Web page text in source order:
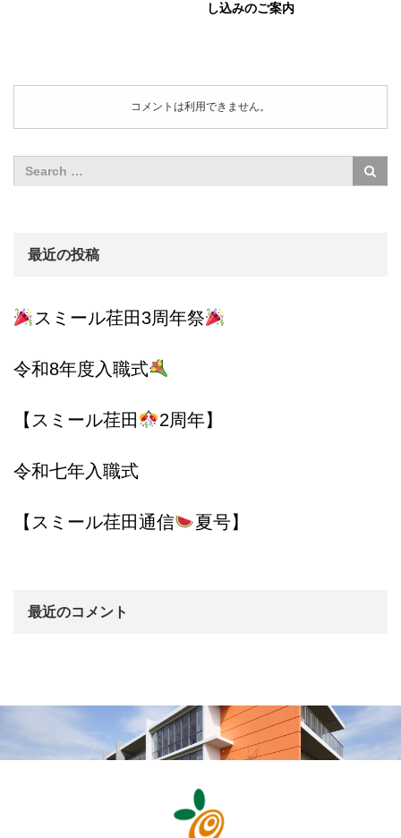
し込みのご案内
コメントは利用できません。
最近の投稿
スミール荏田3周年祭
令和8年度入職式
【スミール荏田 2周年】
令和七年入職式
【スミール荏田通信 夏号】
最近のコメント